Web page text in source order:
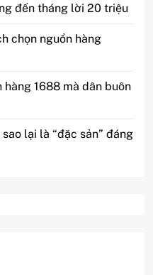
đến tháng lời 20 triệu
chọn nguồn hàng
1688 mà dân buôn
lại là “đặc sản” đáng